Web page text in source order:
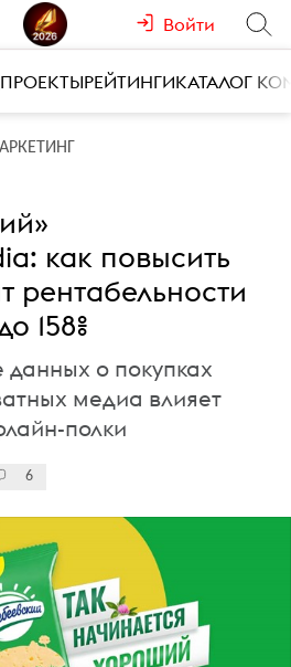
Войти
РЕЙТИНГИКАТАЛОГ
как повысить
рентабельности
158%
о покупках
медиа влияет
полки
6